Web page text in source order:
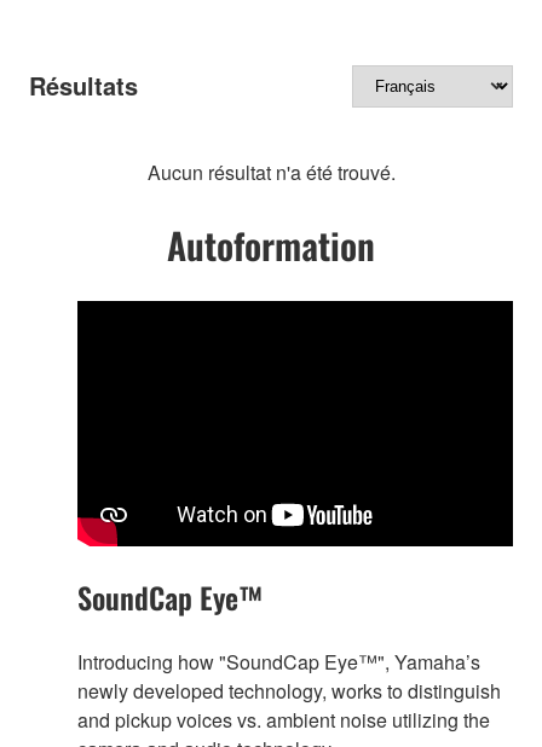
Résultats
Aucun résultat n'a été trouvé.
Autoformation
SoundCap Eye™
Introducing how "SoundCap Eye™", Yamaha’s
newly developed technology, works to distinguish
and pickup voices vs. ambient noise utilizing the